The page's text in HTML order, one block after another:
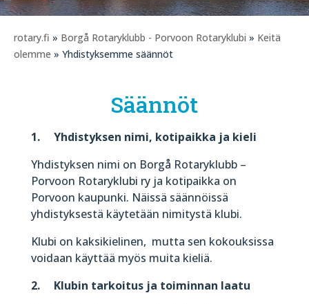
rotary.fi » Borgå Rotaryklubb - Porvoon Rotaryklubi » Keitä
olemme » Yhdistyksemme säännöt
Säännöt
1. Yhdistyksen nimi, kotipaikka ja kieli
Yhdistyksen nimi on Borgå Rotaryklubb –
Porvoon Rotaryklubi ry ja kotipaikka on
Porvoon kaupunki. Näissä säännöissä
yhdistyksestä käytetään nimitystä klubi.
Klubi on kaksikielinen, mutta sen kokouksissa
voidaan käyttää myös muita kieliä.
2. Klubin tarkoitus ja toiminnan laatu